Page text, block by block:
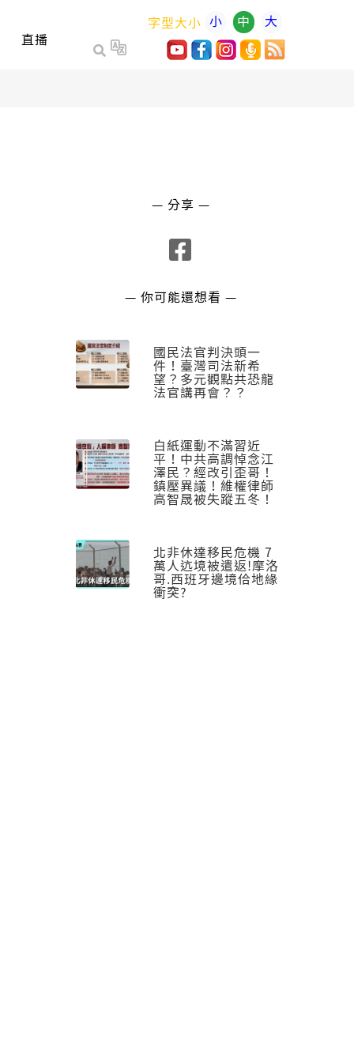
直播
字型大小 小 中 大
— 分享 —
— 你可能還想看 —
國民法官判決頭一
件！臺灣司法新希
望？多元觀點共恐龍
法官講再會？？
白紙運動不滿習近
平！中共高調悼念江
澤民？經改引歪哥！
鎮壓異議！維權律師
高智晟被失蹤五冬！
北非休達移民危機 7
萬人迒境被遣返!摩洛
哥.西班牙邊境佮地緣
衝突?